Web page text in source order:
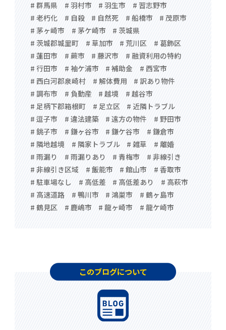
# 群馬県
# 羽村市 # 羽生市
# 習志野市
# 老朽化
# 自殺 # 自然死 # 船橋市
# 茂原市
# 茅ヶ崎市
# 茅ケ崎市
# 茨城県
# 茨城郡城里町
# 草加市 # 荒川区
# 葛飾区
# 蓮田市
# 蕨市 # 藤沢市
# 融資利用の特約
# 行田市
# 袖ケ浦市 # 補助金
# 西宮市
# 西白河郡泉崎村
# 解体費用
# 訳あり物件
# 調布市
# 負動産 # 越境
# 越谷市
# 足柄下郡箱根町
# 足立区
# 近隣トラブル
# 逗子市
# 違法建築 # 遠方の物件
# 野田市
# 銚子市
# 鎌ヶ谷市 # 鎌ケ谷市
# 鎌倉市
# 隣地越境
# 隣家トラブル # 雑草
# 離婚
# 雨漏り
# 雨漏りあり # 青梅市
# 非線引き
# 非線引き区域
# 飯能市 # 館山市
# 香取市
# 駐車場なし
# 高低差 # 高低差あり
# 高萩市
# 高速道路
# 鴨川市 # 鴻巣市
# 鶴ヶ島市
# 鶴見区
# 鹿嶋市 # 龍ヶ崎市 # 龍ケ崎市
このブログについて